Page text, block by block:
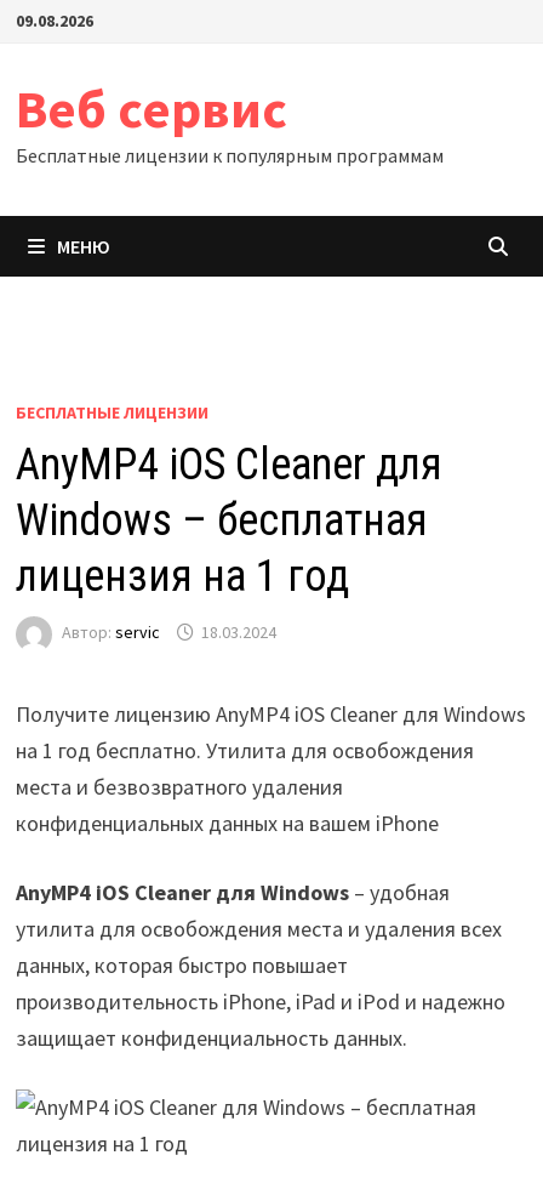
Перейти
содержимому
09.08.2026
Веб сервис
Бесплатные лицензии к популярным программам
МЕНЮ
БЕСПЛАТНЫЕ ЛИЦЕНЗИИ
AnyMP4 iOS Cleaner для
Windows – бесплатная
лицензия на 1 год
Автор: servic 18.03.2024
Получите лицензию AnyMP4 iOS Cleaner для Windows
на 1 год бесплатно. Утилита для освобождения
места и безвозвратного удаления
конфиденциальных данных на вашем iPhone
AnyMP4 iOS Cleaner для Windows– удобная
утилита для освобождения места и удаления всех
данных, которая быстро повышает
производительность iPhone, iPad и iPod и надежно
защищает конфиденциальность данных.